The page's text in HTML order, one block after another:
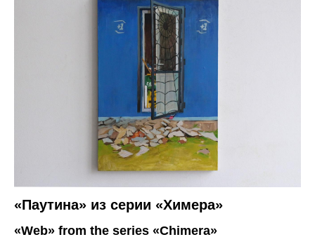
«Паутина» из серии «Химера»
«Web» from the series «Chimera»